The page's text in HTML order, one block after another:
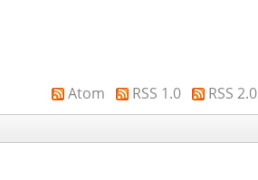
Atom RSS 1.0
RSS 2.0